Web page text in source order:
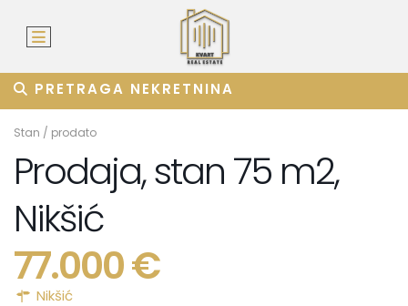
PRETRAGA NEKRETNINA
Stan / prodato
Prodaja, stan 75 m2,
Nikšić
77.000 €
Nikšić